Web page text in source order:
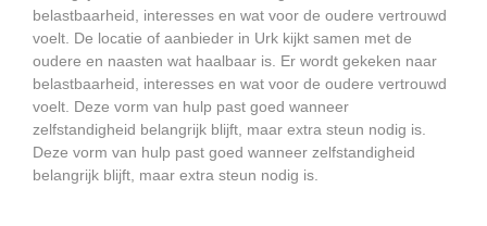
belastbaarheid, interesses en wat voor de oudere vertrouwd
voelt. De locatie of aanbieder in Urk kijkt samen met de
oudere en naasten wat haalbaar is. Er wordt gekeken naar
belastbaarheid, interesses en wat voor de oudere vertrouwd
voelt. Deze vorm van hulp past goed wanneer
zelfstandigheid belangrijk blijft, maar extra steun nodig is.
Deze vorm van hulp past goed wanneer zelfstandigheid
belangrijk blijft, maar extra steun nodig is.